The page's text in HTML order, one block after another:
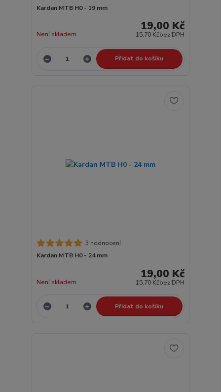
Kardan MTB H0 - 19 mm
19,00 Kč
15,70 Kčbez DPH
Není skladem
Přidat do košíku
3 hodnocení
Kardan MTB H0 - 24 mm
19,00 Kč
15,70 Kčbez DPH
Není skladem
Přidat do košíku